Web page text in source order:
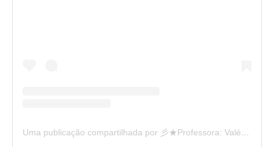
Uma publicação compartilhada por 彡★Professora: Valéria·.¸¸.· (@ensinandocomcarinho)